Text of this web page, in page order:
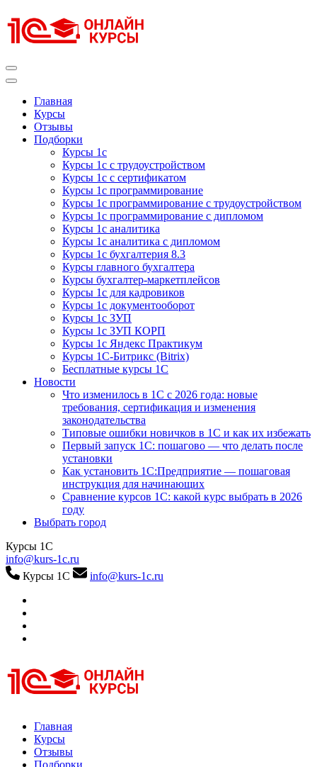
к
содержимому
Главная
Курсы
Отзывы
Подборки
Курсы 1с
Курсы 1с с трудоустройством
Курсы 1с с сертификатом
Курсы 1с программирование
Курсы 1с программирование с трудоустройством
Курсы 1с программирование с дипломом
Курсы 1с аналитика
Курсы 1с аналитика с дипломом
Курсы 1с бухгалтерия 8.3
Курсы главного бухгалтера
Курсы бухгалтер-маркетплейсов
Курсы 1с для кадровиков
Курсы 1с документооборот
Курсы 1с ЗУП
Курсы 1с ЗУП КОРП
Курсы 1с Яндекс Практикум
Курсы 1С-Битрикс (Bitrix)
Бесплатные курсы 1С
Новости
Что изменилось в 1С с 2026 года: новые
требования, сертификация и изменения
законодательства
Типовые ошибки новичков в 1С и как их избежать
Первый запуск 1С: пошагово — что делать после
установки
Как установить 1С:Предприятие — пошаговая
инструкция для начинающих
Сравнение курсов 1С: какой курс выбрать в 2026
году
Выбрать город
Курсы 1С
info@kurs-1c.ru
Курсы 1С
info@kurs-1c.ru
Курсы 1С
Курсы 1С официальная сертификация
Главная
Курсы
Отзывы
Подборки